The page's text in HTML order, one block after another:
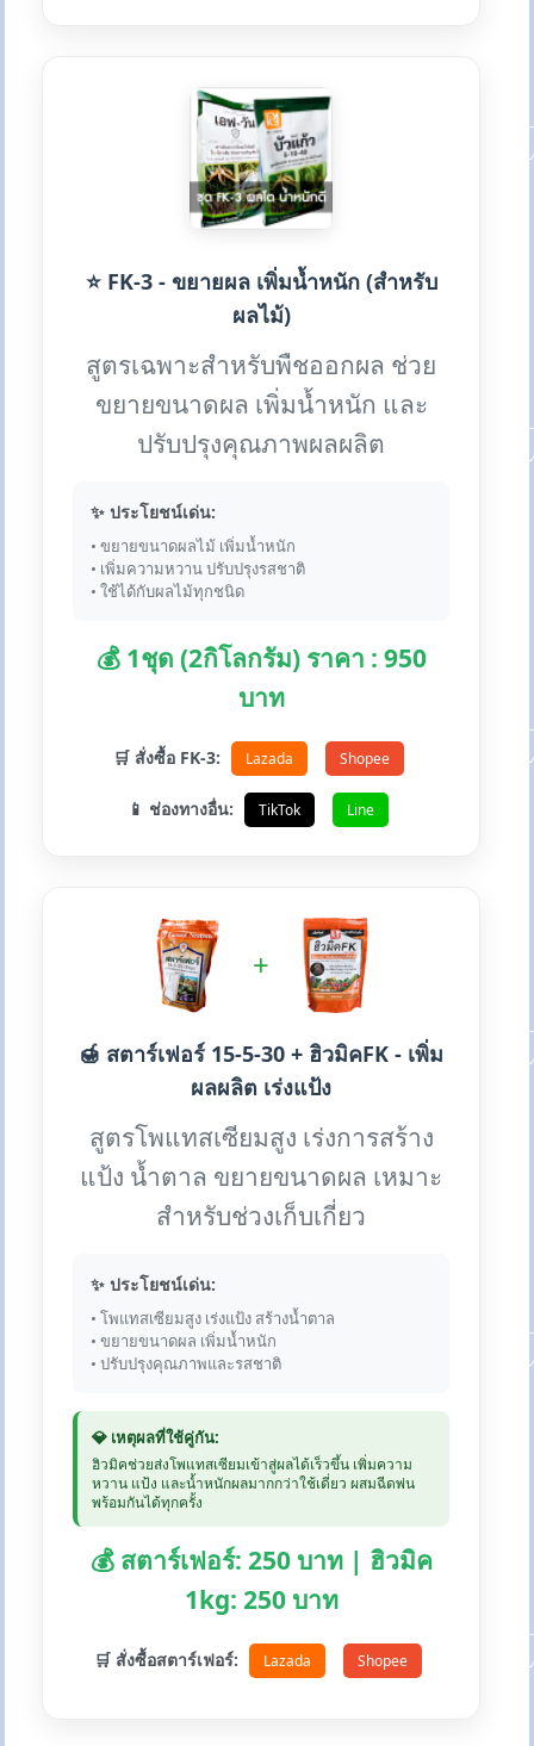
⭐ FK-3 - ขยายผล เพิ่มน้ำหนัก (สำหรับ
ผลไม้)
สูตรเฉพาะสำหรับพืชออกผล ช่วย
ขยายขนาดผล เพิ่มน้ำหนัก และ
ปรับปรุงคุณภาพผลผลิต
✨ ประโยชน์เด่น:
• ขยายขนาดผลไม้ เพิ่มน้ำหนัก
• เพิ่มความหวาน ปรับปรุงรสชาติ
• ใช้ได้กับผลไม้ทุกชนิด
💰 1ชุด (2กิโลกรัม) ราคา : 950
บาท
🛒 สั่งซื้อ FK-3: Lazada Shopee
📱 ช่องทางอื่น: TikTok Line
+
🍯 สตาร์เฟอร์ 15-5-30 + ฮิวมิคFK - เพิ่ม
ผลผลิต เร่งแป้ง
สูตรโพแทสเซียมสูง เร่งการสร้าง
แป้ง น้ำตาล ขยายขนาดผล เหมาะ
สำหรับช่วงเก็บเกี่ยว
✨ ประโยชน์เด่น:
• โพแทสเซียมสูง เร่งแป้ง สร้างน้ำตาล
• ขยายขนาดผล เพิ่มน้ำหนัก
• ปรับปรุงคุณภาพและรสชาติ
💎 เหตุผลที่ใช้คู่กัน:
ฮิวมิคช่วยส่งโพแทสเซียมเข้าสู่ผลได้เร็วขึ้น เพิ่มความ
หวาน แป้ง และน้ำหนักผลมากกว่าใช้เดี่ยว ผสมฉีดพ่น
พร้อมกันได้ทุกครั้ง
💰 สตาร์เฟอร์: 250 บาท | ฮิวมิค
1kg: 250 บาท
🛒 สั่งซื้อสตาร์เฟอร์: Lazada Shopee